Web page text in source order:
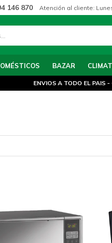
BAZAR
146 870 Atención al cliente:
ENVIOS A TODO EL PAIS -